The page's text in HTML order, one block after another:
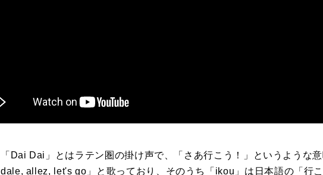
「Dai Dai」とはラテン圏の掛け声で、「さあ行こう！」というような
dale, allez, let's go」と歌っており、そのうち「ikou」は日本語の「行